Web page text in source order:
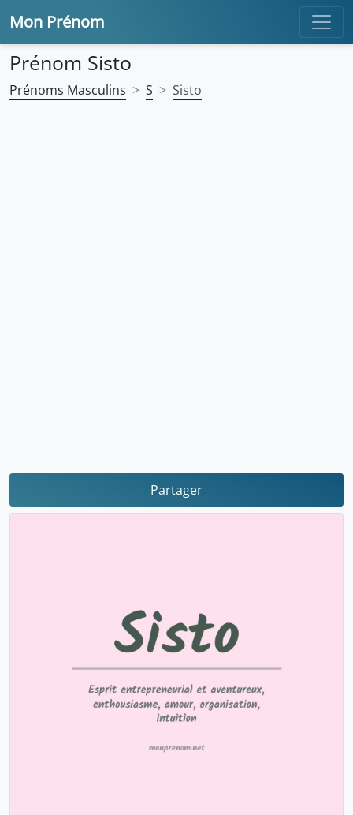
Mon Prénom
Prénom Sisto
Prénoms Masculins S Sisto
Partager